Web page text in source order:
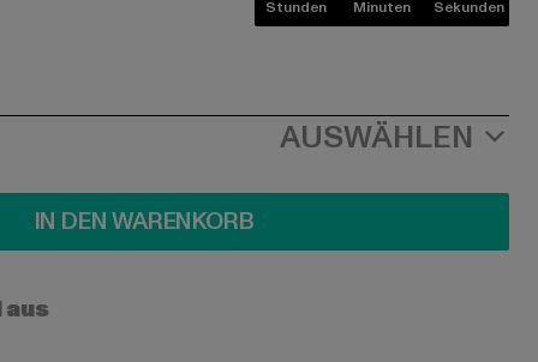
Stunden Minuten Sekunden
AUSWÄHLEN
IN DEN WARENKORB